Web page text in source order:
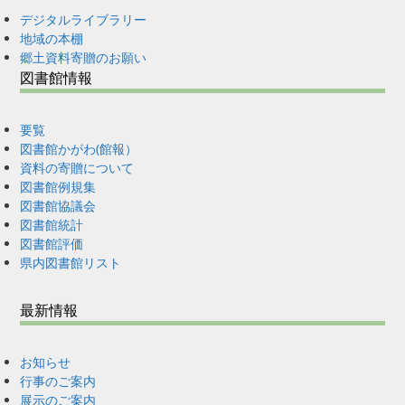
デジタルライブラリー
地域の本棚
郷土資料寄贈のお願い
図書館情報
要覧
図書館かがわ(館報）
資料の寄贈について
図書館例規集
図書館協議会
図書館統計
図書館評価
県内図書館リスト
最新情報
お知らせ
行事のご案内
展示のご案内